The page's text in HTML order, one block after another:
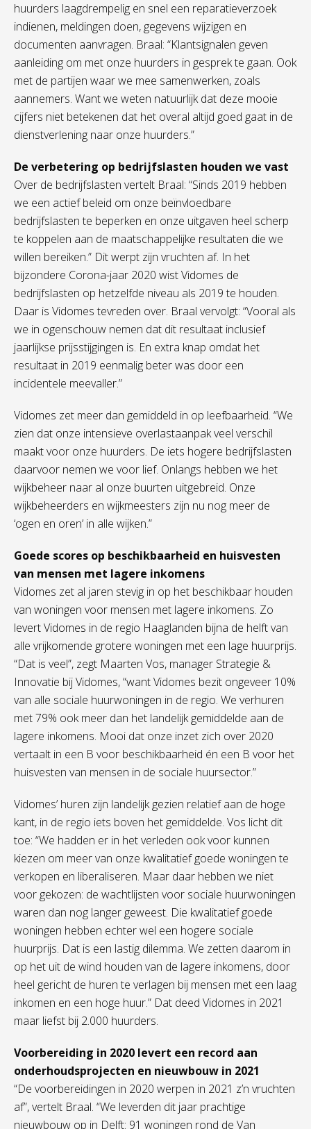
huurders laagdrempelig en snel een reparatieverzoek
indienen, meldingen doen, gegevens wijzigen en
documenten aanvragen. Braal: “Klantsignalen geven
aanleiding om met onze huurders in gesprek te gaan. Ook
met de partijen waar we mee samenwerken, zoals
aannemers. Want we weten natuurlijk dat deze mooie
cijfers niet betekenen dat het overal altijd goed gaat in de
dienstverlening naar onze huurders.”
De verbetering op bedrijfslasten houden we vast
Over de bedrijfslasten vertelt Braal: “Sinds 2019 hebben
we een actief beleid om onze beïnvloedbare
bedrijfslasten te beperken en onze uitgaven heel scherp
te koppelen aan de maatschappelijke resultaten die we
willen bereiken.” Dit werpt zijn vruchten af. In het
bijzondere Corona-jaar 2020 wist Vidomes de
bedrijfslasten op hetzelfde niveau als 2019 te houden.
Daar is Vidomes tevreden over. Braal vervolgt: “Vooral als
we in ogenschouw nemen dat dit resultaat inclusief
jaarlijkse prijsstijgingen is. En extra knap omdat het
resultaat in 2019 eenmalig beter was door een
incidentele meevaller.”
Vidomes zet meer dan gemiddeld in op leefbaarheid. “We
zien dat onze intensieve overlastaanpak veel verschil
maakt voor onze huurders. De iets hogere bedrijfslasten
daarvoor nemen we voor lief. Onlangs hebben we het
wijkbeheer naar al onze buurten uitgebreid. Onze
wijkbeheerders en wijkmeesters zijn nu nog meer de
‘ogen en oren’ in alle wijken.”
Goede scores op beschikbaarheid en huisvesten
van mensen met lagere inkomens
Vidomes zet al jaren stevig in op het beschikbaar houden
van woningen voor mensen met lagere inkomens. Zo
levert Vidomes in de regio Haaglanden bijna de helft van
alle vrijkomende grotere woningen met een lage huurprijs.
“Dat is veel”, zegt Maarten Vos, manager Strategie &
Innovatie bij Vidomes, “want Vidomes bezit ongeveer 10%
van alle sociale huurwoningen in de regio. We verhuren
met 79% ook meer dan het landelijk gemiddelde aan de
lagere inkomens. Mooi dat onze inzet zich over 2020
vertaalt in een B voor beschikbaarheid én een B voor het
huisvesten van mensen in de sociale huursector.”
Vidomes’ huren zijn landelijk gezien relatief aan de hoge
kant, in de regio iets boven het gemiddelde. Vos licht dit
toe: “We hadden er in het verleden ook voor kunnen
kiezen om meer van onze kwalitatief goede woningen te
verkopen en liberaliseren. Maar daar hebben we niet
voor gekozen: de wachtlijsten voor sociale huurwoningen
waren dan nog langer geweest. Die kwalitatief goede
woningen hebben echter wel een hogere sociale
huurprijs. Dat is een lastig dilemma. We zetten daarom in
op het uit de wind houden van de lagere inkomens, door
heel gericht de huren te verlagen bij mensen met een laag
inkomen en een hoge huur.” Dat deed Vidomes in 2021
maar liefst bij 2.000 huurders.
Voorbereiding in 2020 levert een record aan
onderhoudsprojecten en nieuwbouw in 2021
“De voorbereidingen in 2020 werpen in 2021 z’n vruchten
af”, vertelt Braal. “We leverden dit jaar prachtige
nieuwbouw op in Delft: 91 woningen rond de Van